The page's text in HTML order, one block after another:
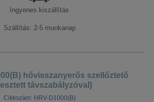
Ingyenes kiszállítás
Szállítás: 2-5 munkanap
hővisszanyerős szellőztető
távszabályzóval)
Cikkszám: HRV-D1000(B)